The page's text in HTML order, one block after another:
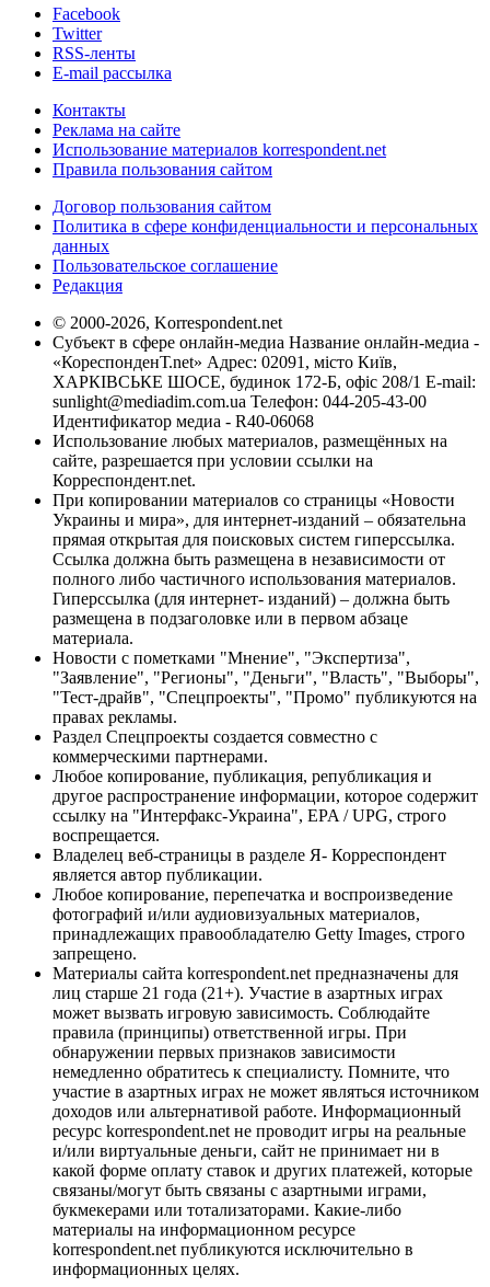
Facebook
Twitter
RSS-ленты
E-mail рассылка
Контакты
Реклама на сайте
Использование материалов korrespondent.net
Правила пользования сайтом
Договор пользования сайтом
Политика в сфере конфиденциальности и персональных
данных
Пользовательское соглашение
Редакция
© 2000-2026, Korrespondent.net
Субъект в сфере онлайн-медиа Название онлайн-медиа -
«КореспонденТ.net» Адрес: 02091, місто Київ,
ХАРКІВСЬКЕ ШОСЕ, будинок 172-Б, офіс 208/1 E-mail:
sunlight@mediadim.com.ua Телефон: 044-205-43-00
Идентификатор медиа - R40-06068
Использование любых материалов, размещённых на
сайте, разрешается при условии ссылки на
Корреспондент.net.
При копировании материалов со страницы «Новости
Украины и мира», для интернет-изданий – обязательна
прямая открытая для поисковых систем гиперссылка.
Ссылка должна быть размещена в независимости от
полного либо частичного использования материалов.
Гиперссылка (для интернет- изданий) – должна быть
размещена в подзаголовке или в первом абзаце
материала.
Новости с пометками "Мнение", "Экспертиза",
"Заявление", "Регионы", "Деньги", "Власть", "Выборы",
"Тест-драйв", "Спецпроекты", "Промо" публикуются на
правах рекламы.
Раздел Спецпроекты создается совместно с
коммерческими партнерами.
Любое копирование, публикация, републикация и
другое распространение информации, которое содержит
ссылку на "Интерфакс-Украина", EPA / UPG, строго
воспрещается.
Владелец веб-страницы в разделе Я- Корреспондент
является автор публикации.
Любое копирование, перепечатка и воспроизведение
фотографий и/или аудиовизуальных материалов,
принадлежащих правообладателю Getty Images, строго
запрещено.
Материалы сайта korrespondent.net предназначены для
лиц старше 21 года (21+). Участие в азартных играх
может вызвать игровую зависимость. Соблюдайте
правила (принципы) ответственной игры. При
обнаружении первых признаков зависимости
немедленно обратитесь к специалисту. Помните, что
участие в азартных играх не может являться источником
доходов или альтернативой работе. Информационный
ресурс korrespondent.net не проводит игры на реальные
и/или виртуальные деньги, сайт не принимает ни в
какой форме оплату ставок и других платежей, которые
связаны/могут быть связаны с азартными играми,
букмекерами или тотализаторами. Какие-либо
материалы на информационном ресурсе
korrespondent.net публикуются исключительно в
информационных целях.